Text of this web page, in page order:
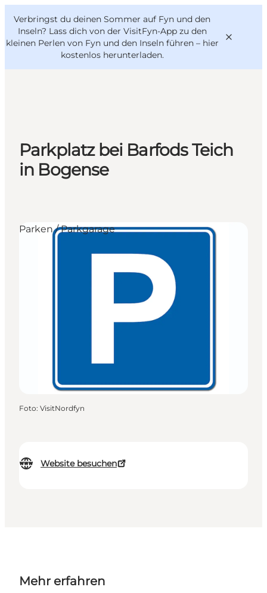
Verbringst du deinen Sommer auf Fyn und den
Inseln? Lass dich von der VisitFyn-App zu den
kleinen Perlen von Fyn und den Inseln führen – hier
kostenlos herunterladen.
Outdoor & bike
Essen & trinken
Übernachtung
VisitFyn
Deutsch
Parkplatz bei Barfods Teich
in Bogense
Website besuchen
Parken / Parkgarage
Foto: VisitNordfyn
Mehr erfahren